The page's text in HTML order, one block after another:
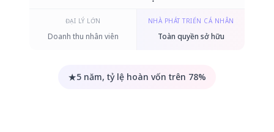
ĐẠI LÝ LỚN
Doanh thu nhân viên
NHÀ PHÁT TRIỂN CÁ NHÂN
Toàn quyền sở hữu
★5 năm, tỷ lệ hoàn vốn trên 78%